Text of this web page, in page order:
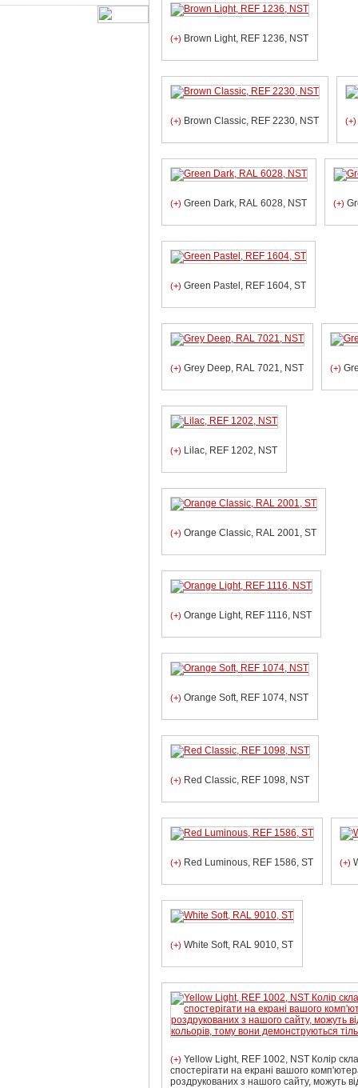
(+) Brown Light, REF 1236, NST
(+) Brown Сlassic, REF 2230, NST (+)
(+) Green Dark, RAL 6028, NST (+)
(+) Green Pastel, REF 1604, ST
(+) Grey Deep, RAL 7021, NST (+)
(+) Lilac, REF 1202, NST
(+) Orange Classic, RAL 2001, ST
(+) Orange Light, REF 1116, NST
(+) Orange Soft, REF 1074, NST
(+) Red Classic, REF 1098, NST
(+) Red Luminous, REF 1586, ST (+)
(+) White Soft, RAL 9010, ST
(+) Yellow Light, REF 1002, NST Колір
спостерігати на екрані вашого
роздрукованих з нашого сайту, можуть